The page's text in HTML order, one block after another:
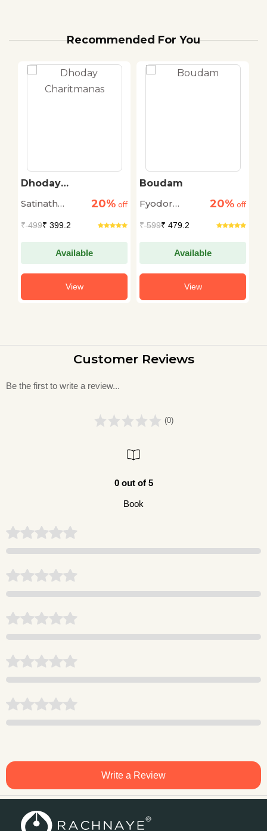
Recommended For You
Dhoday
Satinath
20% off
₹499₹ 399.2
Available
View
Boudam
Fyodor
20% off
₹599₹ 479.2
Available
View
Customer Reviews
Be the first to write a review...
(0)
0 out of 5
Book
Write a Review